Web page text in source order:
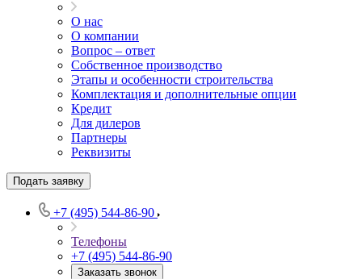
О нас
О компании
Вопрос – ответ
Собственное производство
Этапы и особенности строительства
Комплектация и дополнительные опции
Кредит
Для дилеров
Партнеры
Реквизиты
Подать заявку
+7 (495) 544-86-90
Телефоны
+7 (495) 544-86-90
Заказать звонок